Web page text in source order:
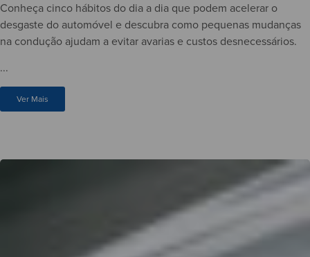
Conheça cinco hábitos do dia a dia que podem acelerar o
desgaste do automóvel e descubra como pequenas mudanças
na condução ajudam a evitar avarias e custos desnecessários.
...
Ver Mais